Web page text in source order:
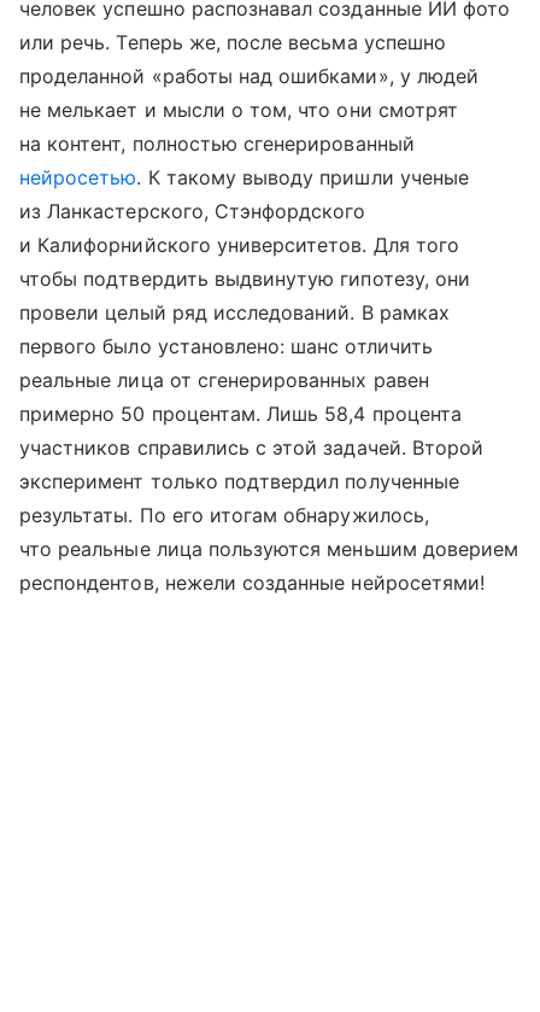
человек успешно распознавал созданные ИИ фото
или речь. Теперь же, после весьма успешно
проделанной «работы над ошибками», у людей
не мелькает и мысли о том, что они смотрят
на контент, полностью сгенерированный
нейросетью. К такому выводу пришли ученые
из Ланкастерского, Стэнфордского
и Калифорнийского университетов. Для того
чтобы подтвердить выдвинутую гипотезу, они
провели целый ряд исследований. В рамках
первого было установлено: шанс отличить
реальные лица от сгенерированных равен
примерно 50 процентам. Лишь 58,4 процента
участников справились с этой задачей. Второй
эксперимент только подтвердил полученные
результаты. По его итогам обнаружилось,
что реальные лица пользуются меньшим доверием
респондентов, нежели созданные нейросетями!